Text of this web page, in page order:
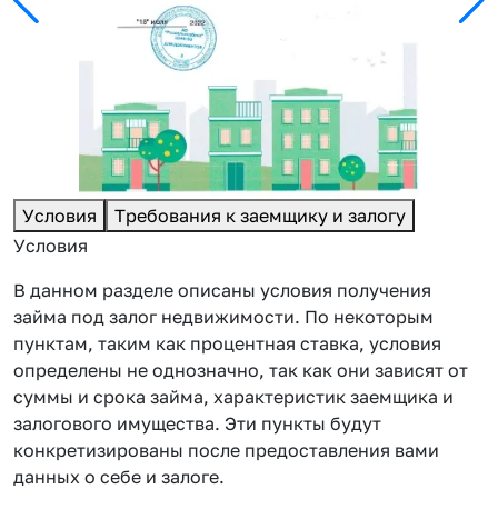
Условия
Требования к заемщику и залогу
Условия
В данном разделе описаны условия получения
займа под залог недвижимости. По некоторым
пунктам, таким как процентная ставка, условия
определены не однозначно, так как они зависят от
суммы и срока займа, характеристик заемщика и
залогового имущества. Эти пункты будут
конкретизированы после предоставления вами
данных о себе и залоге.